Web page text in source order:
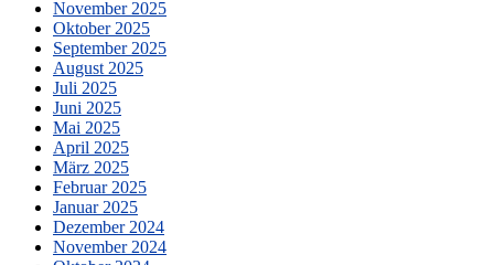
November 2025
Oktober 2025
September 2025
August 2025
Juli 2025
Juni 2025
Mai 2025
April 2025
März 2025
Februar 2025
Januar 2025
Dezember 2024
November 2024